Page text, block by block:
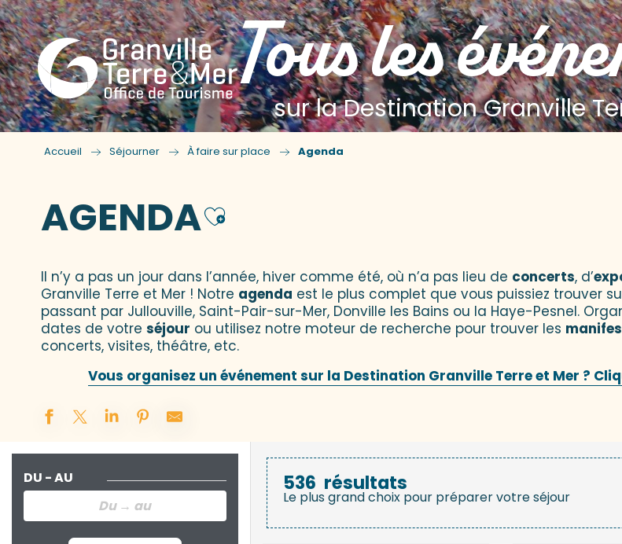
Tous les
sur la Destination Granville
Accueil Séjourner À faire sur place Agenda
AGENDAAjouter aux favoris
Il n’y a pas un jour dans l’année, hiver comme été, où n’a pas lieu de concerts, d’
Granville Terre et Mer ! Notre agenda est le plus complet que vous puissiez trouver
passant par Jullouville, Saint-Pair-sur-Mer, Donville les Bains ou la Haye-Pesnel.
dates de votre séjour ou utilisez notre moteur de recherche pour trouver les
concerts, visites, théâtre, etc.
Vous organisez un événement sur la Destination Granville Terre et Mer ?
DU - AU 536 résultats
Le plus grand choix pour préparer votre séjour